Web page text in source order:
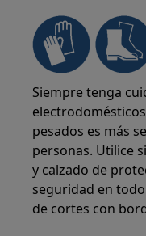
Siempre tenga
pesados es más
personas. Utilice
y calzado de
seguridad en
de cortes con